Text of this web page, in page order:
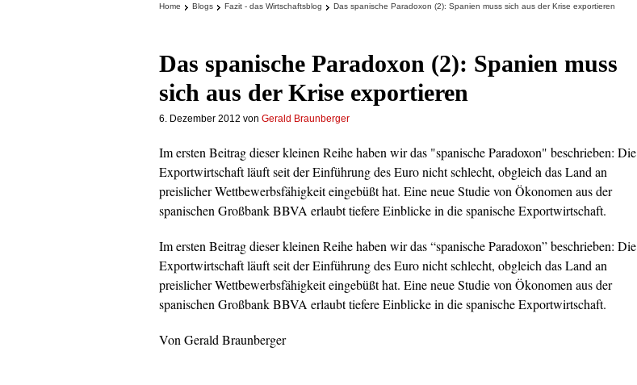
Home Blogs Fazit - das Wirtschaftsblog Das spanische Paradoxon (2): Spanien muss sich aus der Krise exportieren
Das spanische Paradoxon (2): Spanien muss
sich aus der Krise exportieren
6. Dezember 2012 von Gerald Braunberger
Im ersten Beitrag dieser kleinen Reihe haben wir das "spanische Paradoxon" beschrieben: Die
Exportwirtschaft läuft seit der Einführung des Euro nicht schlecht, obgleich das Land an
preislicher Wettbewerbsfähigkeit eingebüßt hat. Eine neue Studie von Ökonomen aus der
spanischen Großbank BBVA erlaubt tiefere Einblicke in die spanische Exportwirtschaft.
Im ersten Beitrag dieser kleinen Reihe haben wir das “spanische Paradoxon” beschrieben: Die
Exportwirtschaft läuft seit der Einführung des Euro nicht schlecht, obgleich das Land an
preislicher Wettbewerbsfähigkeit eingebüßt hat. Eine neue Studie von Ökonomen aus der
spanischen Großbank BBVA erlaubt tiefere Einblicke in die spanische Exportwirtschaft.
Von Gerald Braunberger